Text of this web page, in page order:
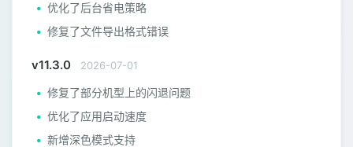
优化了后台省电策略
修复了文件导出格式错误
v11.3.0 2026-07-01
修复了部分机型上的闪退问题
优化了应用启动速度
新增深色模式支持